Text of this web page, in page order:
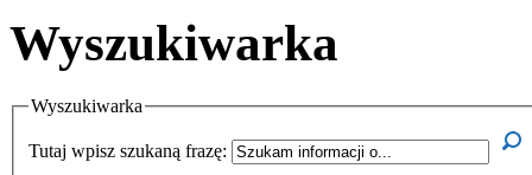
Wyszukiwarka
Wyszukiwarka
Tutaj wpisz szukaną frazę: